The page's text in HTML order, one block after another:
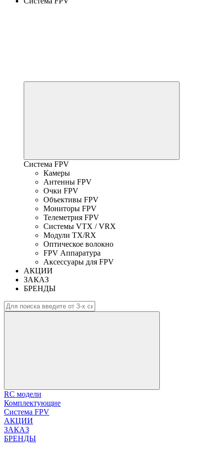
Система FPV
Камеры
Антенны FPV
Очки FPV
Объективы FPV
Мониторы FPV
Телеметрия FPV
Системы VTX / VRX
Модули TX/RX
Оптическое волокно
FPV Аппаратура
Аксессуары для FPV
АКЦИИ
ЗАКАЗ
БРЕНДЫ
RC модели
Комплектующие
Система FPV
АКЦИИ
ЗАКАЗ
БРЕНДЫ